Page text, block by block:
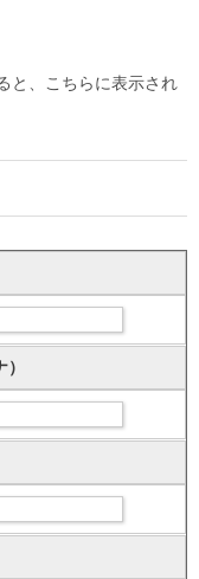
と、こちらに表示され